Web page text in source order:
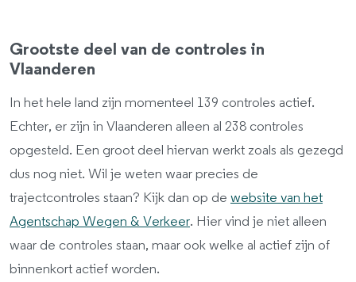
Grootste deel van de controles in
Vlaanderen
In het hele land zijn momenteel 139 controles actief.
Echter, er zijn in Vlaanderen alleen al 238 controles
opgesteld. Een groot deel hiervan werkt zoals als gezegd
dus nog niet. Wil je weten waar precies de
trajectcontroles staan? Kijk dan op de website van het
Agentschap Wegen & Verkeer. Hier vind je niet alleen
waar de controles staan, maar ook welke al actief zijn of
binnenkort actief worden.